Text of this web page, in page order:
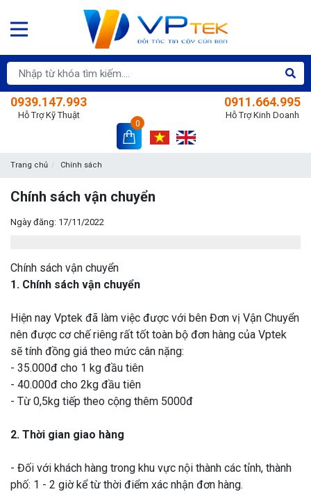
0939.147.993
Hỗ Trợ Kỹ Thuật
0911.664.995
Hỗ Trợ Kinh Doanh
0
Trang chủ Chính sách
Chính sách vận chuyển
Ngày đăng: 17/11/2022
Chính sách vận chuyển
1. Chính sách vận chuyển
Hiện nay Vptek đã làm việc được với bên Đơn vị Vận Chuyển
nên được cơ chế riêng rất tốt toàn bộ đơn hàng của Vptek
sẽ tính đồng giá theo mức cân nặng:
- 35.000đ cho 1 kg đầu tiên
- 40.000đ cho 2kg đầu tiên
- Từ 0,5kg tiếp theo cộng thêm 5000đ
2. Thời gian giao hàng
- Đối với khách hàng trong khu vực nội thành các tỉnh, thành
phố: 1 - 2 giờ kể từ thời điểm xác nhận đơn hàng.